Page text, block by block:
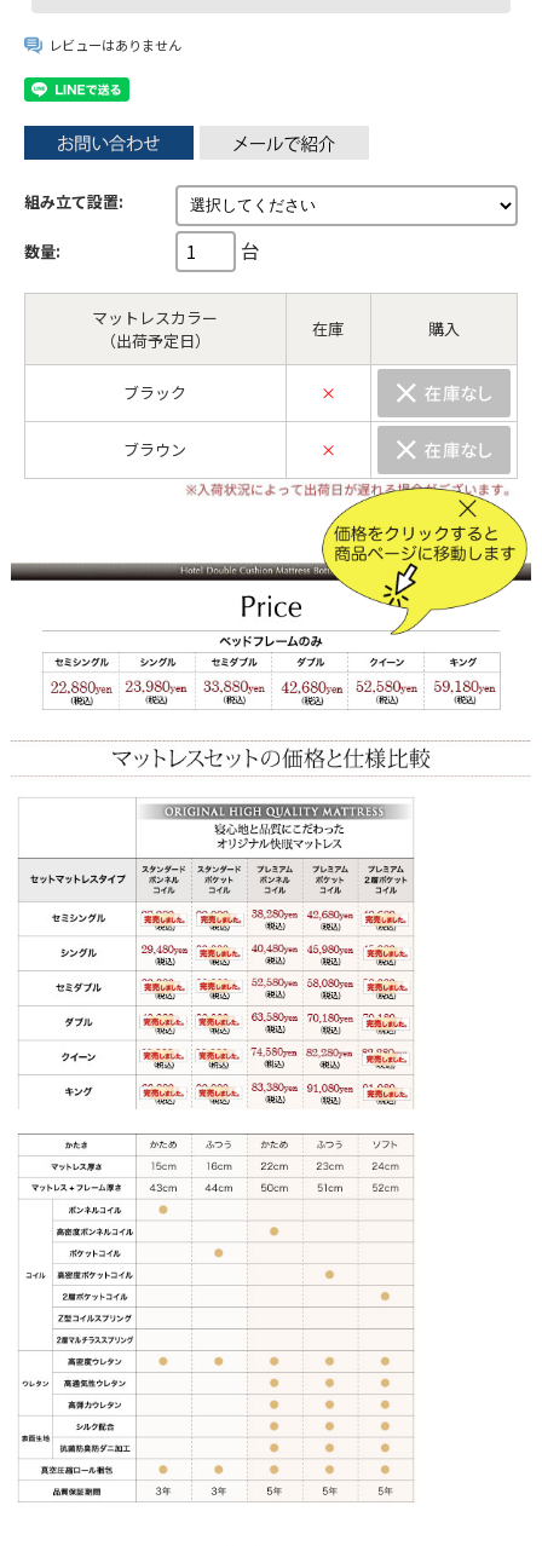
レビューはありません
組み立て設置:
数量: 台
マットレスカラー
（出荷予定日）
在庫 購入
ブラック ×
ブラウン ×